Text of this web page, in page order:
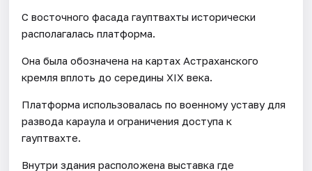
С восточного фасада гауптвахты исторически
располагалась платформа.
Она была обозначена на картах Астраханского
кремля вплоть до середины XIX века.
Платформа использовалась по военному уставу для
развода караула и ограничения доступа к
гауптвахте.
Внутри здания расположена выставка где